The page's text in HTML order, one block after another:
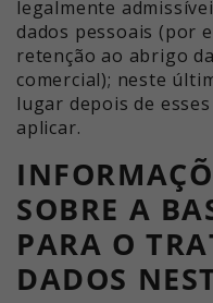
legalmente
dados pessoais (por
retenção ao abrigo
comercial); neste
lugar depois de
aplicar.
SOBRE A
PARA O
DADOS